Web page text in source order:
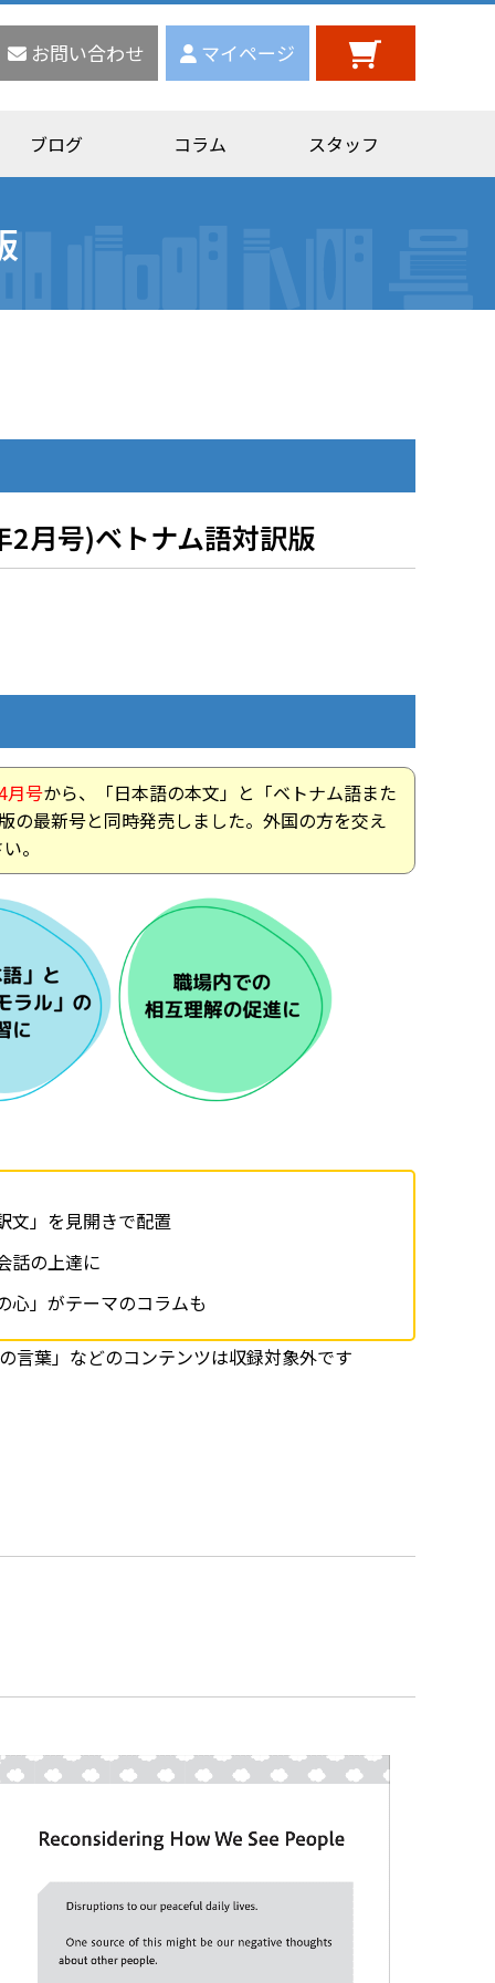
お問い合わせ マイページ
ブログ コラム スタッフ
月号)ベトナム語対訳版
月号から、「日本語の本文」と「ベトナム語また
の最新号と同時発売しました。外国の方を交え
。
文」を見開きで配置
話の上達に
」がテーマのコラムも
言葉」などのコンテンツは収録対象外です